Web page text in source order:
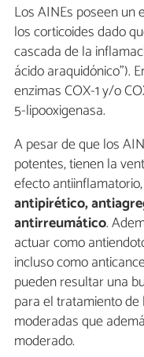
Los AINEs poseen
los corticoides dado
cascada de la
ácido araquidónico").
enzimas COX-1 y/o
5-lipooxigenasa.
A pesar de que los
potentes, tienen la
efecto
antipirético,
antirreumático.
actuar como
incluso como
pueden resultar una
para el tratamiento
moderadas que
moderado.